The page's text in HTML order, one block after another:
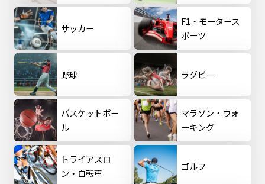
サッカー
F1・モータース
ポーツ
野球 ラグビー
バスケットボー
ル
マラソン・ウォ
ーキング
トライアスロ
ン・自転車
ゴルフ